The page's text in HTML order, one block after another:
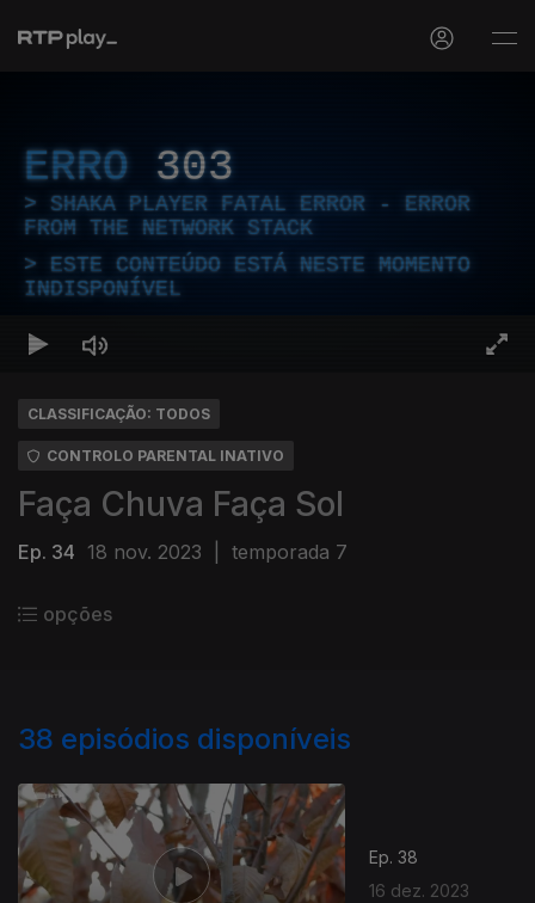
ERRO 303
SHAKA PLAYER FATAL ERROR - ERROR
FROM THE NETWORK STACK
ESTE CONTEÚDO ESTÁ NESTE MOMENTO
INDISPONÍVEL
CLASSIFICAÇÃO: TODOS
CONTROLO PARENTAL INATIVO
Faça Chuva Faça Sol
Ep. 34 18 nov. 2023 temporada 7
opções
38 episódios disponíveis
Ep. 38
16 dez. 2023